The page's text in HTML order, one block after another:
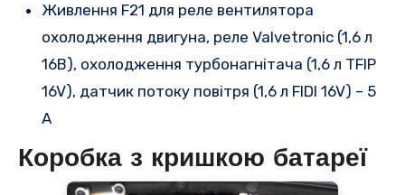
Живлення F21 для реле вентилятора
охолодження двигуна, реле Valvetronic (1,6 л
16В), охолодження турбонагнітача (1,6 л TFIP
16V), датчик потоку повітря (1,6 л FIDI 16V) – 5
А
Коробка з кришкою батареї